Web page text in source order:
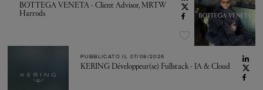
BOTTEGA VENETA - Client Advisor, MRTW
Harrods
PUBBLICATO IL 07/08/2026
KERING Développeur(se) Fullstack - IA & Cloud